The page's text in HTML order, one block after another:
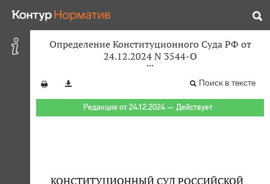
Определение Конституционного Суда РФ от
24.12.2024 N 3544-О
Поиск в тексте
Редакция от 24.12.2024 — Действует
КОНСТИТУЦИОННЫЙ СУД РОССИЙСКОЙ